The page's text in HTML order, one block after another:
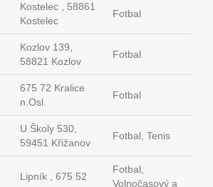
Kostelec , 58861
Kostelec
Fotbal
Kozlov 139,
58821 Kozlov
Fotbal
675 72 Kralice
n.Osl.
Fotbal
U Školy 530,
59451 Křižanov
Fotbal, Tenis
Lipník , 675 52
Fotbal,
Volnočasový a